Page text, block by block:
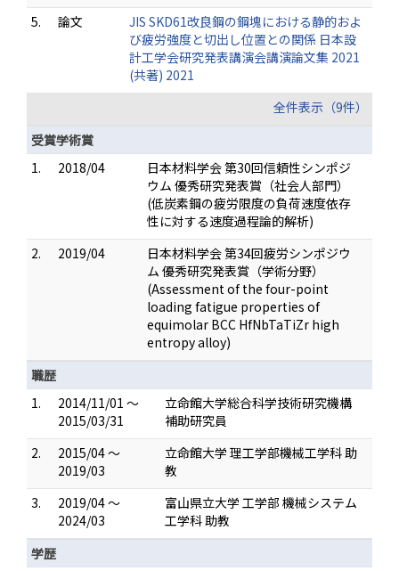
5.
論文
JIS SKD61改良鋼の鋼塊における静的およ
び疲労強度と切出し位置との関係 日本設
計工学会研究発表講演会講演論文集 2021
(共著) 2021
全件表示（9件）
受賞学術賞
1.
2018/04
日本材料学会 第30回信頼性シンポジ
ウム 優秀研究発表賞（社会人部門）
(低炭素鋼の疲労限度の負荷速度依存
性に対する速度過程論的解析)
2.
2019/04
日本材料学会 第34回疲労シンポジウ
ム 優秀研究発表賞（学術分野）
(Assessment of the four-point
loading fatigue properties of
equimolar BCC HfNbTaTiZr high
entropy alloy)
職歴
1.
2014/11/01 ～
2015/03/31
立命館大学総合科学技術研究機構
補助研究員
2.
2015/04 ～
2019/03
立命館大学 理工学部機械工学科 助
教
3.
2019/04 ～
2024/03
富山県立大学 工学部 機械システム
工学科 助教
学歴